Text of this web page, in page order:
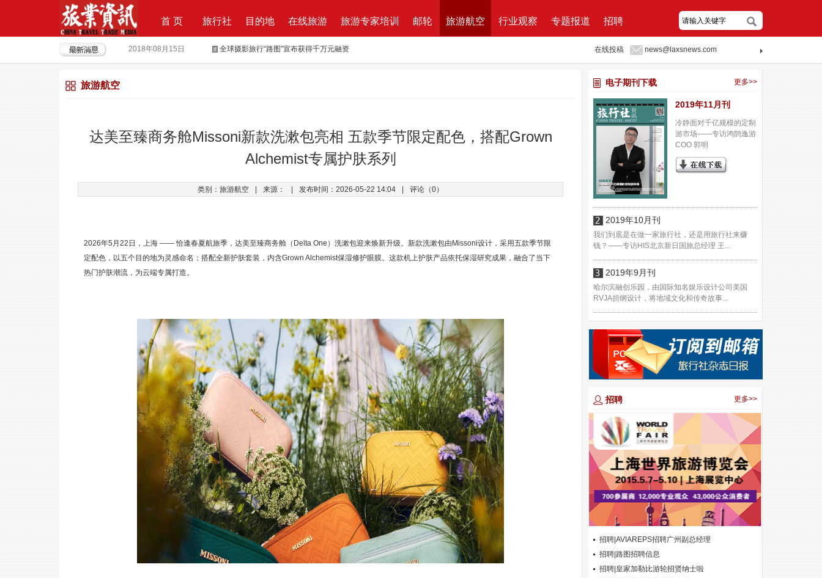
首 页 旅行社 目的地 在线旅游 旅游专家培训 邮轮 旅游航空 行业观察 专题报道 招聘
2018年08月15日 全球摄影旅行“路图”宣布获得千万元融资
2017年09月29日 Produktvermarktung Leistungsbeschreibung 招标说明
旅行社大佬对“营改增”说了些什么？
在线投稿 news@laxsnews.com
旅游航空
达美至臻商务舱Missoni新款洗漱包亮相 五款季节限定配色，搭配Grown
Alchemist专属护肤系列
类别：旅游航空 来源： 发布时间：2026-05-22 14:04 评论（0）
2026年5月22日，上海 —— 恰逢春夏航旅季，达美至臻商务舱（Delta One）洗漱包迎来焕新升级。新款洗漱包由Missoni设计，采用五款季节限
定配色，以五个目的地为灵感命名；搭配全新护肤套装，内含Grown Alchemist保湿修护眼膜。这款机上护肤产品依托保湿研究成果，融合了当下
热门护肤潮流，为云端专属打造。
更多>>
电子期刊下载
2019年11月刊
冷静面对千亿规模的定制
游市场——专访鸿鹄逸游
COO 郭明
2019年10月刊
我们到底是在做一家旅行社，还是用旅行社来赚
钱？——专访HIS北京新日国旅总经理 王...
2019年9月刊
哈尔滨融创乐园，由国际知名娱乐设计公司美国
RVJA担纲设计，将地域文化和传奇故事...
更多>>
招聘
招聘|AVIAREPS招聘广州副总经理
招聘|路图招聘信息
招聘|皇家加勒比游轮招贤纳士啦